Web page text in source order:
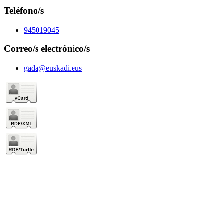
Teléfono/s
945019045
Correo/s electrónico/s
gada@euskadi.eus